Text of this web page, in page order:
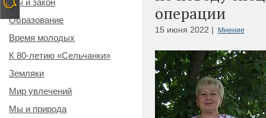
операции
15 июня 2022 | Мнение
Мы и закон
Образование
Время молодых
К 80-летию «Сельчанки»
Земляки
Мир увлечений
Мы и природа